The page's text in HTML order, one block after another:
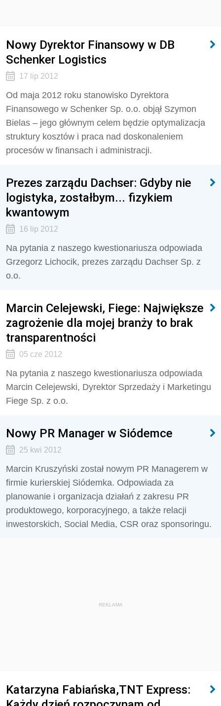
Nowy Dyrektor Finansowy w DB
Schenker Logistics
17 lip 2012
Od maja 2012 roku stanowisko Dyrektora
Finansowego w Schenker Sp. o.o. objął Szymon
Bielas – jego głównym celem będzie optymalizacja
struktury kosztów i praca nad doskonaleniem
procesów w finansach i administracji.
Prezes zarządu Dachser: Gdyby nie
logistyka, zostałbym... fizykiem
kwantowym
16 lip 2012
Na pytania z naszego kwestionariusza odpowiada
Grzegorz Lichocik, prezes zarządu Dachser Sp. z
o.o.
Marcin Celejewski, Fiege: Największe
zagrożenie dla mojej branży to brak
transparentności
05 cze 2012
Na pytania z naszego kwestionariusza odpowiada
Marcin Celejewski, Dyrektor Sprzedaży i Marketingu
Fiege Sp. z o.o.
Nowy PR Manager w Siódemce
25 kwi 2012
Marcin Kruszyński został nowym PR Managerem w
firmie kurierskiej Siódemka. Odpowiada za
planowanie i organizacja działań z zakresu PR
produktowego, korporacyjnego, a także relacji
inwestorskich, Social Media, CSR oraz sponsoringu.
REKLAMA
Katarzyna Fabiańska,TNT Express: